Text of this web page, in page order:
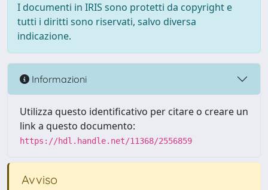
I documenti in IRIS sono protetti da copyright e
tutti i diritti sono riservati, salvo diversa
indicazione.
Informazioni
Utilizza questo identificativo per citare o creare un
link a questo documento:
https://hdl.handle.net/11368/2556859
Avviso